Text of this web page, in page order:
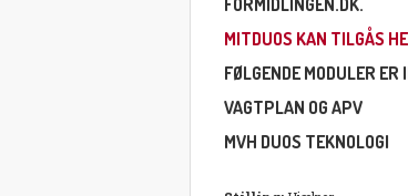
MITDUOS KAN TILGÅS
FØLGENDE MODULER
VAGTPLAN OG APV
MVH DUOS TEKNOLOGI